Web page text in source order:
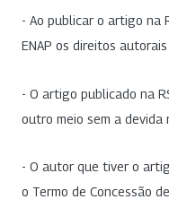
- Ao publicar o artigo na
ENAP os direitos
- O artigo publicado na
outro meio sem a devida
- O autor que tiver o
o Termo de Concessão